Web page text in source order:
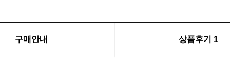
구매안내 상품후기 1